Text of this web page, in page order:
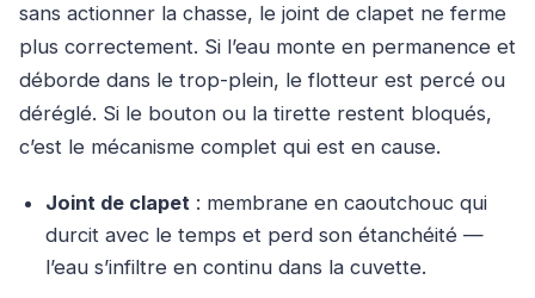
sans actionner la chasse, le joint de clapet ne ferme
plus correctement. Si l’eau monte en permanence et
déborde dans le trop-plein, le flotteur est percé ou
déréglé. Si le bouton ou la tirette restent bloqués,
c’est le mécanisme complet qui est en cause.
Joint de clapet : membrane en caoutchouc qui
durcit avec le temps et perd son étanchéité —
l’eau s’infiltre en continu dans la cuvette.